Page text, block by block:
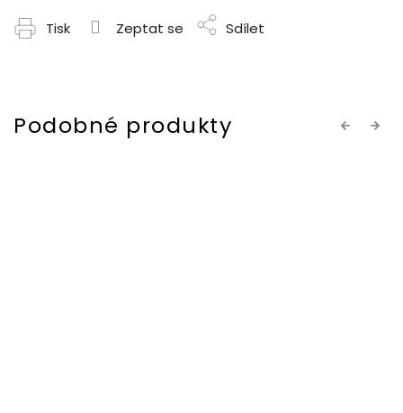
Tisk Zeptat se Sdílet
Previous
Next